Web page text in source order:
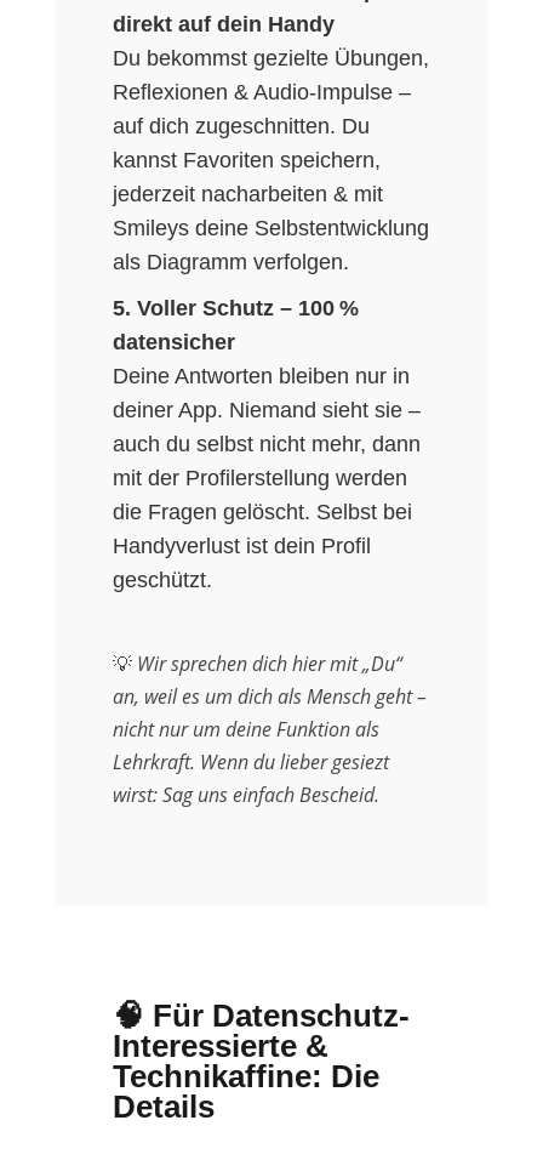
direkt auf dein Handy
Du bekommst gezielte Übungen,
Reflexionen & Audio-Impulse –
auf dich zugeschnitten. Du
kannst Favoriten speichern,
jederzeit nacharbeiten & mit
Smileys deine Selbstentwicklung
als Diagramm verfolgen.
5. Voller Schutz – 100 %
datensicher
Deine Antworten bleiben nur in
deiner App. Niemand sieht sie –
auch du selbst nicht mehr, dann
mit der Profilerstellung werden
die Fragen gelöscht. Selbst bei
Handyverlust ist dein Profil
geschützt.
💡 Wir sprechen dich hier mit „Du“
an, weil es um dich als Mensch geht –
nicht nur um deine Funktion als
Lehrkraft. Wenn du lieber gesiezt
wirst: Sag uns einfach Bescheid.
🧠 Für Datenschutz-
Interessierte &
Technikaffine: Die
Details